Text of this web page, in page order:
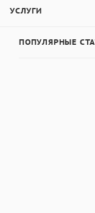
УСЛУГИ
ПОПУЛЯРНЫЕ